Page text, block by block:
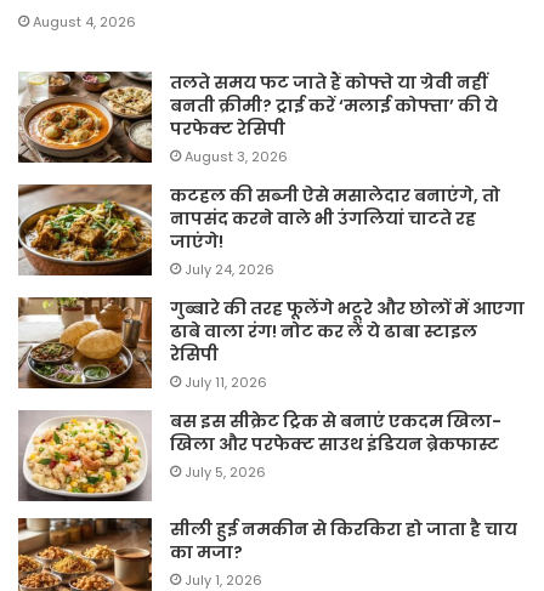
August 4, 2026
तलते समय फट जाते हैं कोफ्ते या ग्रेवी नहीं
बनती क्रीमी? ट्राई करें ‘मलाई कोफ्ता’ की ये
परफेक्ट रेसिपी
August 3, 2026
कटहल की सब्जी ऐसे मसालेदार बनाएंगे, तो
नापसंद करने वाले भी उंगलियां चाटते रह
जाएंगे!
July 24, 2026
गुब्बारे की तरह फूलेंगे भटूरे और छोलों में आएगा
ढाबे वाला रंग! नोट कर लें ये ढाबा स्टाइल
रेसिपी
July 11, 2026
बस इस सीक्रेट ट्रिक से बनाएं एकदम खिला-
खिला और परफेक्ट साउथ इंडियन ब्रेकफास्ट
July 5, 2026
सीली हुई नमकीन से किरकिरा हो जाता है चाय
का मजा?
July 1, 2026